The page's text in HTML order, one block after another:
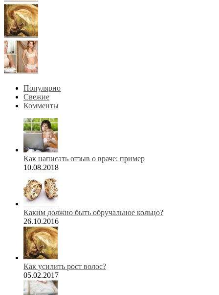
Популярно
Свежие
Комменты
Как написать отзыв о враче: пример
10.08.2018
Каким должно быть обручальное кольцо?
26.10.2016
Как усилить рост волос?
05.02.2017